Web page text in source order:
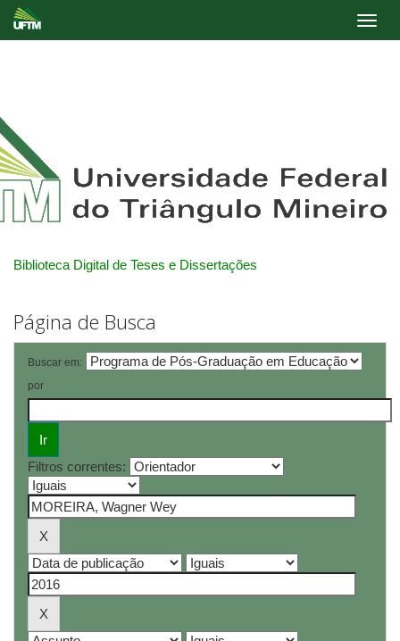
Biblioteca Digital de Teses e Dissertações
Página de Busca
Buscar em:
por
Filtros correntes: